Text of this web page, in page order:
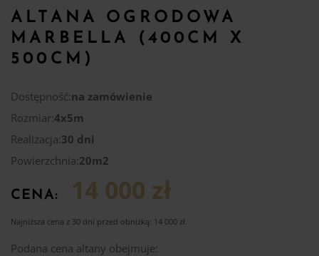
ALTANA OGRODOWA
MARBELLA (400CM X
500CM)
Dostępność:na zamówienie
Rozmiar:4x5m
Realizacja:30 dni
Powierzchnia:20m2
CENA: 14 000 zł
Najniższa cena z 30 dni przed obniżką: 14 000 zł
Podana cena altany obejmuje: